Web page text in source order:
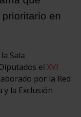
en
Sala
el XVI
por la Red
y la Exclusión